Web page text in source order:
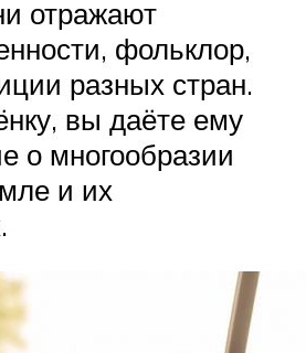
отражают
фольклор,
разных стран.
вы даёте ему
о многообразии
и их